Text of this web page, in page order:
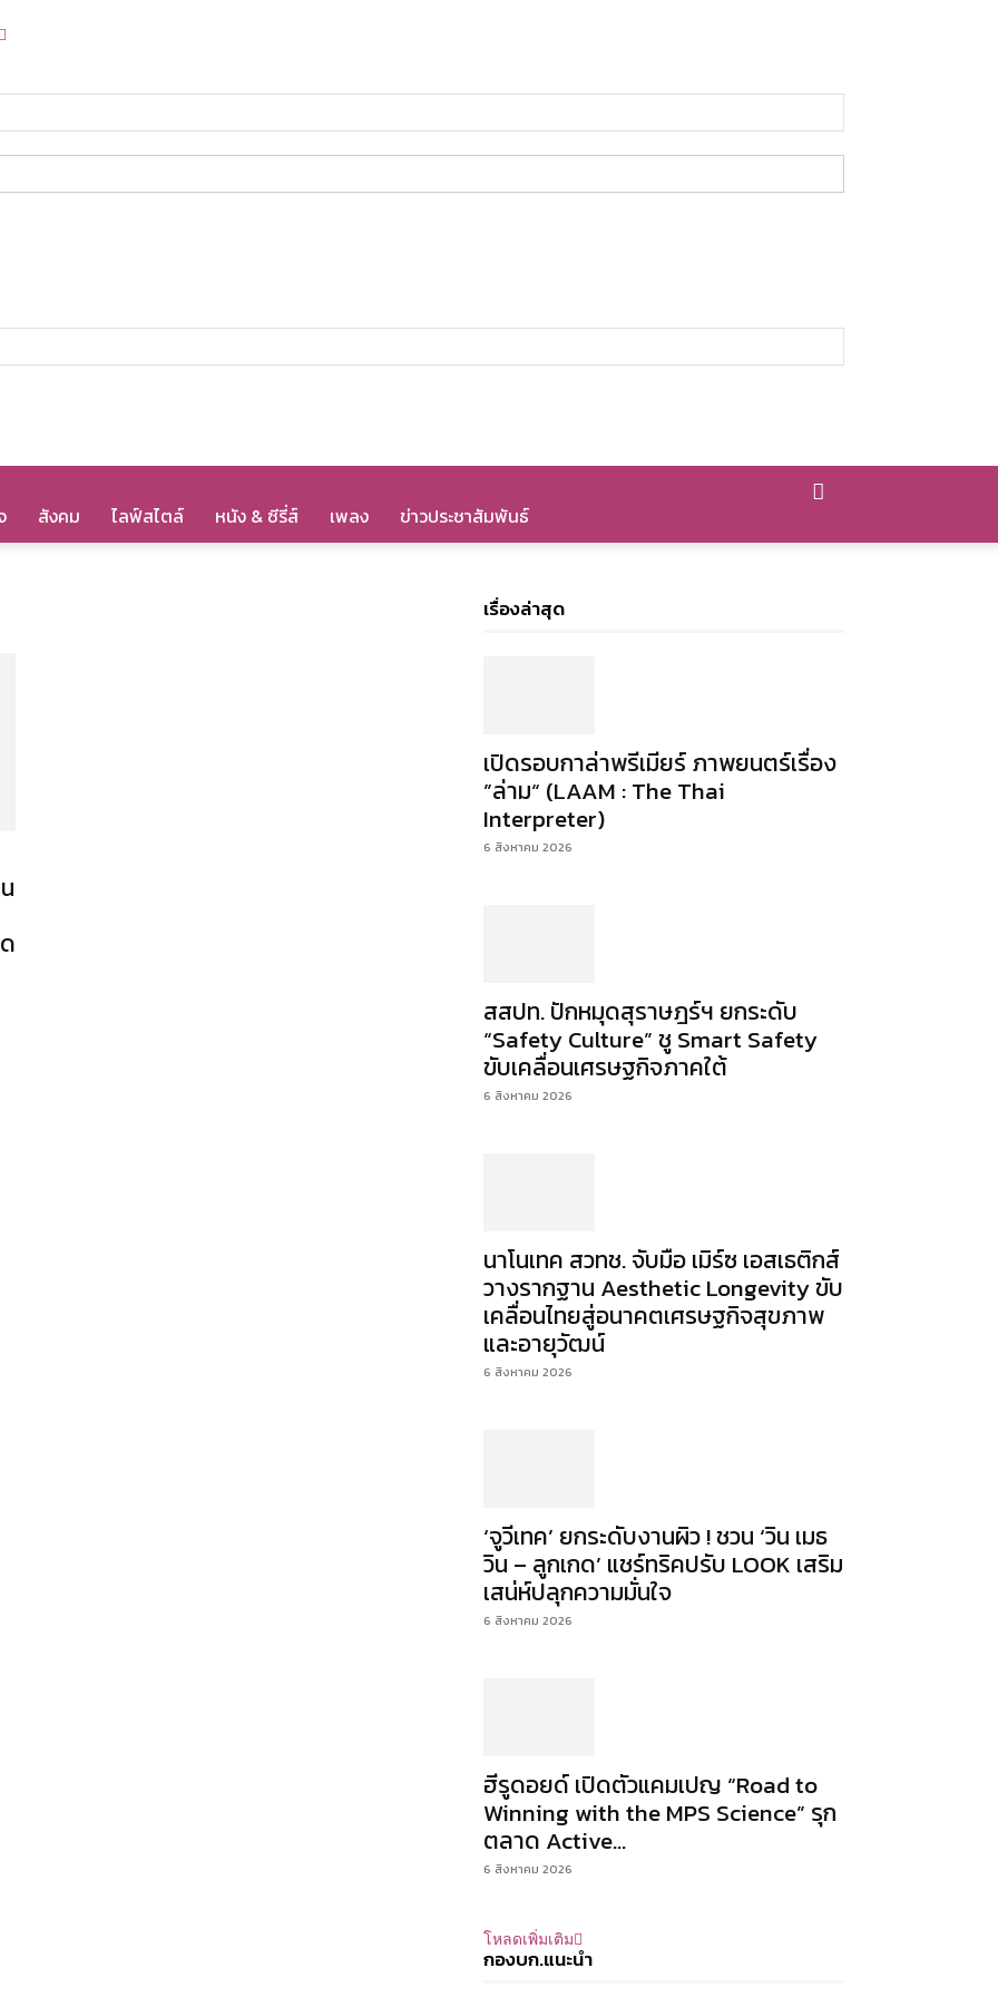
สังคม ไลฟ์สไตล์ หนัง & ซีรี่ส์ เพลง ข่าวประชาสัมพันธ์
เรื่องล่าสุด
เปิดรอบกาล่าพรีเมียร์ ภาพยนตร์เรื่อง
”ล่าม“ (LAAM : The Thai
Interpreter)
6 สิงหาคม 2026
สสปท. ปักหมุดสุราษฎร์ฯ ยกระดับ
“Safety Culture” ชู Smart Safety
ขับเคลื่อนเศรษฐกิจภาคใต้
6 สิงหาคม 2026
นาโนเทค สวทช. จับมือ เมิร์ซ เอสเธติกส์
วางรากฐาน Aesthetic Longevity ขับ
เคลื่อนไทยสู่อนาคตเศรษฐกิจสุขภาพ
และอายุวัฒน์
6 สิงหาคม 2026
‘จูวีเทค’ ยกระดับงานผิว ! ชวน ‘วิน เมธ
วิน – ลูกเกด’ แชร์ทริคปรับ LOOK เสริม
เสน่ห์ปลุกความมั่นใจ
6 สิงหาคม 2026
ฮีรูดอยด์ เปิดตัวแคมเปญ “Road to
Winning with the MPS Science” รุก
ตลาด Active...
6 สิงหาคม 2026
โหลดเพิ่มเติม
กองบก.แนะนำ